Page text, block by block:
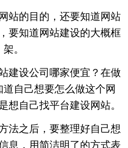
站的目的，还要知道网站
要知道网站建设的大概框
架。
建设公司哪家便宜？在做
自己想要怎么做这个网
想自己找平台建设网站。
法之后，要整理好自己想
息，用简洁明了的方式表